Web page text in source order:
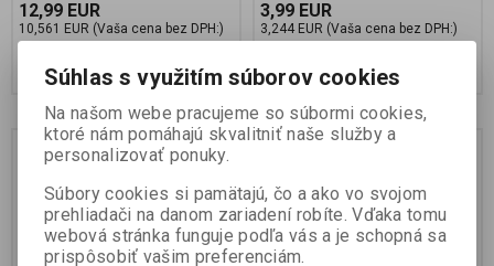
12,99 EUR
10,561 EUR (Vaša cena bez DPH:)
3,99 EUR
3,244 EUR (Vaša cena bez DPH:)
Náš TIP
Súhlas s využitím súborov cookies
Na našom webe pracujeme so súbormi cookies,
ktoré nám pomáhajú skvalitniť naše služby a
personalizovať ponuky.
Súbory cookies si pamätajú, čo a ako vo svojom
prehliadači na danom zariadení robíte. Vďaka tomu
webová stránka funguje podľa vás a je schopná sa
prispôsobiť vašim preferenciám.